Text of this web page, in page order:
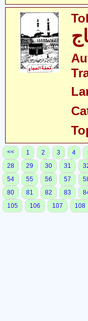
<< 1 2 3 4
28
29 30 31
54
55 56 57
80
81 82 83
105
106 107 108